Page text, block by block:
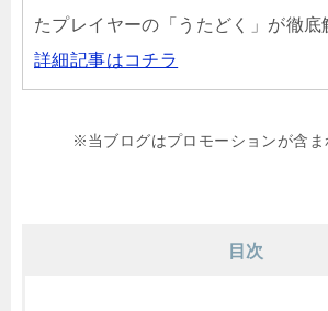
たプレイヤーの「うたどく」が徹底
詳細記事はコチラ
※当ブログはプロモーションが含ま
目次